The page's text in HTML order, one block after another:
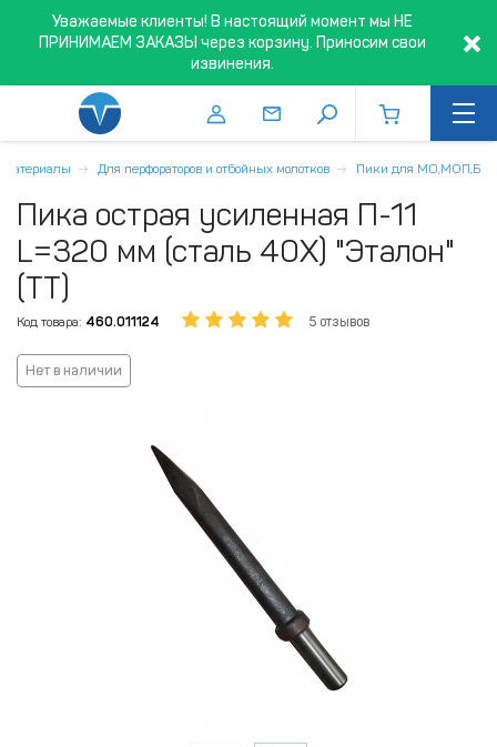
Уважаемые клиенты! В настоящий момент мы НЕ
ПРИНИМАЕМ ЗАКАЗЫ через корзину. Приносим свои
извинения.
материалы Для перфораторов и отбойных молотков Пики для МО,МОП,Б
Пика острая усиленная П-11
L=320 мм (сталь 40Х) "Эталон"
(ТТ)
Код товара: 460.011124 5 отзывов
Нет в наличии